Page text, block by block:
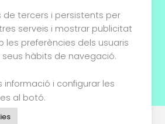
Termes i condicions
Política de cookies
de tercers i persistents per
serveis i mostrar publicitat
les preferències dels usuaris
seus hàbits de navegació.
informació i configurar les
al botó.